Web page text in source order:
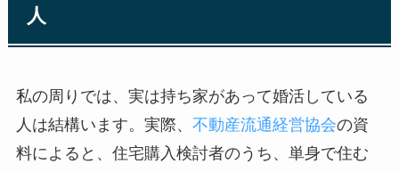
人
私の周りでは、実は持ち家があって婚活している
人は結構います。実際、 不動産流通経営協会の資
料によると、住宅購入検討者のうち、単身で住む